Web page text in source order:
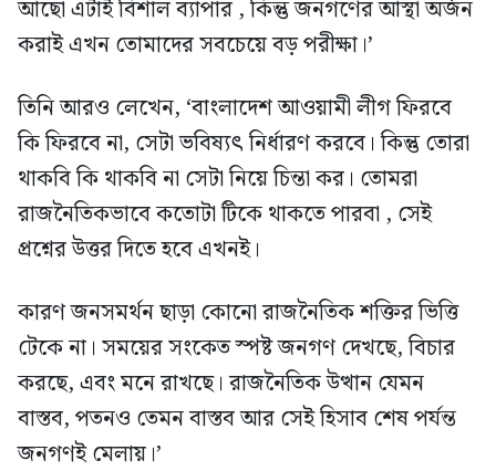
আছো এটাই বিশাল ব্যাপার , কিন্তু জনগণের আস্থা অর্জন
করাই এখন তোমাদের সবচেয়ে বড় পরীক্ষা।’
তিনি আরও লেখেন, ‘বাংলাদেশ আওয়ামী লীগ ফিরবে
কি ফিরবে না, সেটা ভবিষ্যৎ নির্ধারণ করবে। কিন্তু তোরা
থাকবি কি থাকবি না সেটা নিয়ে চিন্তা কর। তোমরা
রাজনৈতিকভাবে কতোটা টিকে থাকতে পারবা , সেই
প্রশ্নের উত্তর দিতে হবে এখনই।
কারণ জনসমর্থন ছাড়া কোনো রাজনৈতিক শক্তির ভিত্তি
টেকে না। সময়ের সংকেত স্পষ্ট জনগণ দেখছে, বিচার
করছে, এবং মনে রাখছে। রাজনৈতিক উত্থান যেমন
বাস্তব, পতনও তেমন বাস্তব আর সেই হিসাব শেষ পর্যন্ত
জনগণই মেলায়।’